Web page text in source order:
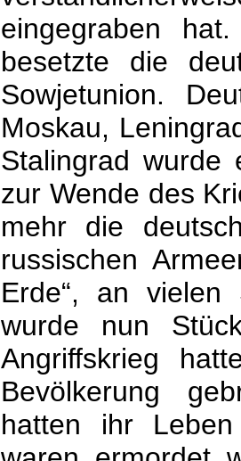
eingegraben
besetzte die
Sowjetunion.
Moskau,
Stalingrad wurde
zur Wende des
mehr die
russischen
Erde“, an vielen
wurde nun
Angriffskrieg
Bevölkerung
hatten ihr